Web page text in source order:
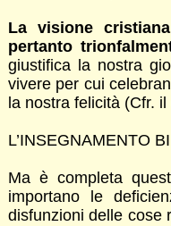
La visione
pertanto
giustifica la nostra
vivere per cui
la nostra felicità (Cfr. il
L’INSEGNAMENTO
Ma è completa
importano le
disfunzioni delle cose